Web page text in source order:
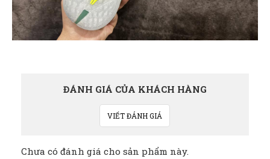
ĐÁNH GIÁ CỦA KHÁCH HÀNG
VIẾT ĐÁNH GIÁ
Chưa có đánh giá cho sản phẩm này.